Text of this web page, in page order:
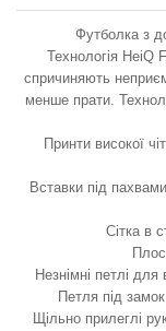
Футболка з
Технологія HeiQ
спричиняють
менше прати.
Принти високої
Вставки під
Сітка в
Незнімні петлі
Петля під
Щільно прилеглі